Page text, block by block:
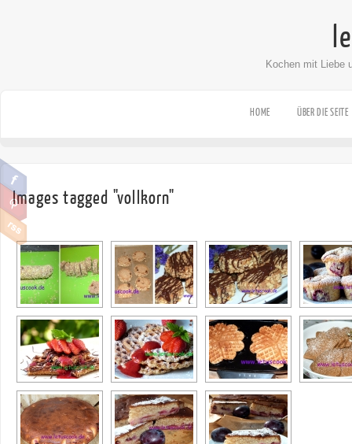
Kochen mit Liebe
HOME ÜBER DIE SEITE
Images tagged "vollkorn"